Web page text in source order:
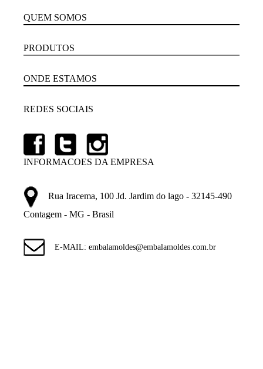
QUEM SOMOS
PRODUTOS
ONDE ESTAMOS
REDES SOCIAIS
INFORMACOES DA EMPRESA
Rua Iracema, 100 Jd. Jardim do lago - 32145-490
Contagem - MG - Brasil
E-MAIL: embalamoldes@embalamoldes.com.br